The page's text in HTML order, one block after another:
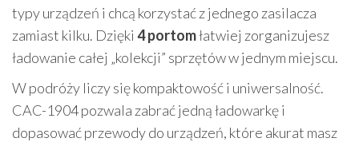
typy urządzeń i chcą korzystać z jednego zasilacza
zamiast kilku. Dzięki 4 portomłatwiej zorganizujesz
ładowanie całej „kolekcji” sprzętów w jednym miejscu.
W podróży liczy się kompaktowość i uniwersalność.
CAC-1904 pozwala zabrać jedną ładowarkę i
dopasować przewody do urządzeń, które akurat masz